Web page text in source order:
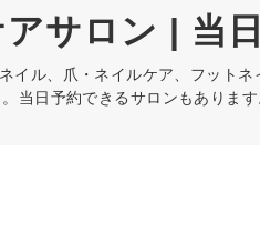
サロン | 当
ル、爪・ネイルケア、フットネ
当日予約できるサロンもあります